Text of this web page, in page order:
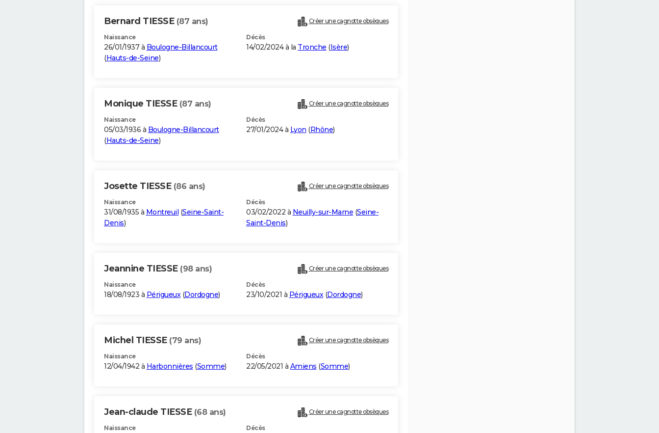
Bernard TIESSE (87 ans) Créer une cagnotte obsèques
Naissance
26/01/1937 à Boulogne-Billancourt
(Hauts-de-Seine)
Décès
14/02/2024 à la Tronche (Isère)
Monique TIESSE (87 ans) Créer une cagnotte obsèques
Naissance
05/03/1936 à Boulogne-Billancourt
(Hauts-de-Seine)
Décès
27/01/2024 à Lyon (Rhône)
Josette TIESSE (86 ans) Créer une cagnotte obsèques
Naissance
31/08/1935 à Montreuil (Seine-Saint-
Denis)
Décès
03/02/2022 à Neuilly-sur-Marne (Seine-
Saint-Denis)
Jeannine TIESSE (98 ans) Créer une cagnotte obsèques
Naissance
18/08/1923 à Périgueux(Dordogne)
Décès
23/10/2021 à Périgueux(Dordogne)
Michel TIESSE (79 ans) Créer une cagnotte obsèques
Naissance
12/04/1942 à Harbonnières (Somme)
Décès
22/05/2021 à Amiens (Somme)
Jean-claude TIESSE (68 ans) Créer une cagnotte obsèques
Naissance Décès